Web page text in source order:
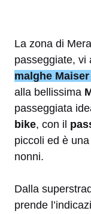
La zona di
passeggiate, vi
malghe
alla bellissima
passeggiata
bike, con il
piccoli ed è
nonni.
Dalla
prende